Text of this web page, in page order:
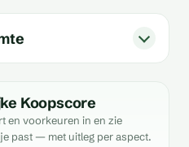
Koopscore
en voorkeuren in en zie
past — met uitleg per aspect.